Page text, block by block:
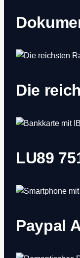
Die
LU89
Paypal